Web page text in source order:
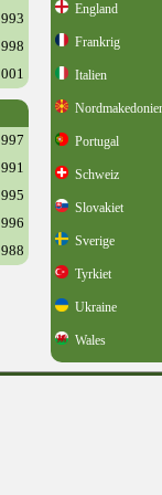
England
Frankrig
Italien
Portugal
Schweiz
Slovakiet
Sverige
Tyrkiet
Ukraine
Wales